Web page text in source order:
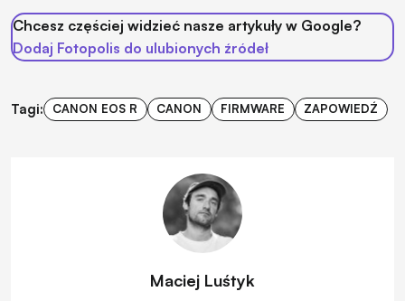
Chcesz częściej widzieć nasze artykuły w Google?
Dodaj Fotopolis do ulubionych źródeł
Tagi: CANON EOS R CANON FIRMWARE ZAPOWIEDŹ
Maciej Luśtyk